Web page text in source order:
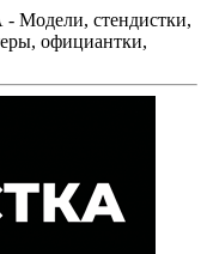
Модели, стендистки,
официантки,